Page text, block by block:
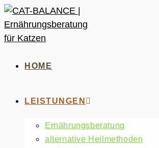
HOME
LEISTUNGEN
Ernährungsberatung
alternative Heilmethoden